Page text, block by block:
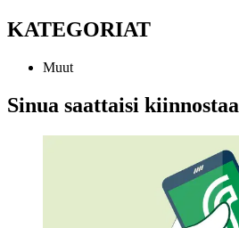
KATEGORIAT
Muut
Sinua saattaisi kiinnostaa